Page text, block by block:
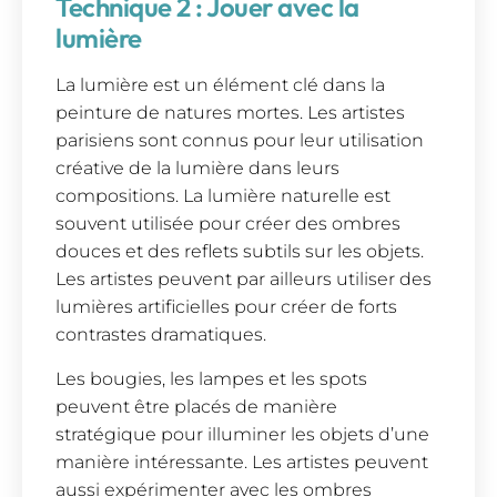
Technique 2 : Jouer avec la
lumière
La lumière est un élément clé dans la
peinture de natures mortes. Les artistes
parisiens sont connus pour leur utilisation
créative de la lumière dans leurs
compositions. La lumière naturelle est
souvent utilisée pour créer des ombres
douces et des reflets subtils sur les objets.
Les artistes peuvent par ailleurs utiliser des
lumières artificielles pour créer de forts
contrastes dramatiques.
Les bougies, les lampes et les spots
peuvent être placés de manière
stratégique pour illuminer les objets d’une
manière intéressante. Les artistes peuvent
aussi expérimenter avec les ombres